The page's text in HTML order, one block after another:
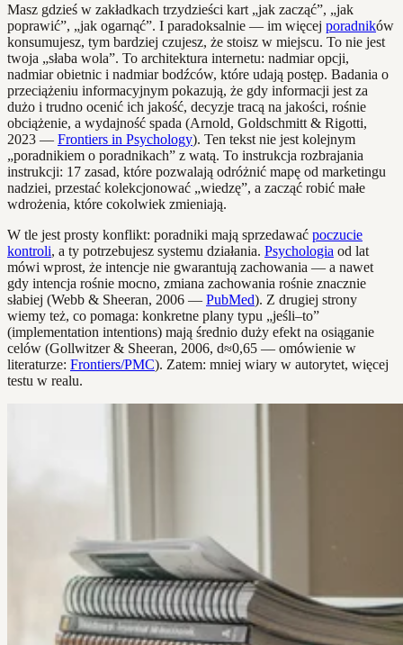
Masz gdzieś w zakładkach trzydzieści kart „jak zacząć”, „jak
poprawić”, „jak ogarnąć”. I paradoksalnie — im więcej poradników
konsumujesz, tym bardziej czujesz, że stoisz w miejscu. To nie jest
twoja „słaba wola”. To architektura internetu: nadmiar opcji,
nadmiar obietnic i nadmiar bodźców, które udają postęp. Badania o
przeciążeniu informacyjnym pokazują, że gdy informacji jest za
dużo i trudno ocenić ich jakość, decyzje tracą na jakości, rośnie
obciążenie, a wydajność spada (Arnold, Goldschmitt & Rigotti,
2023 — Frontiers in Psychology). Ten tekst nie jest kolejnym
„poradnikiem o poradnikach” z watą. To instrukcja rozbrajania
instrukcji: 17 zasad, które pozwalają odróżnić mapę od marketingu
nadziei, przestać kolekcjonować „wiedzę”, a zacząć robić małe
wdrożenia, które cokolwiek zmieniają.
W tle jest prosty konflikt: poradniki mają sprzedawać poczucie
kontroli, a ty potrzebujesz systemu działania. Psychologia od lat
mówi wprost, że intencje nie gwarantują zachowania — a nawet
gdy intencja rośnie mocno, zmiana zachowania rośnie znacznie
słabiej (Webb & Sheeran, 2006 — PubMed). Z drugiej strony
wiemy też, co pomaga: konkretne plany typu „jeśli–to”
(implementation intentions) mają średnio duży efekt na osiąganie
celów (Gollwitzer & Sheeran, 2006, d≈0,65 — omówienie w
literaturze: Frontiers/PMC). Zatem: mniej wiary w autorytet, więcej
testu w realu.